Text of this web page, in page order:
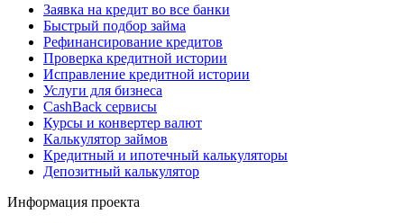
Заявка на кредит во все банки
Быстрый подбор займа
Рефинансирование кредитов
Проверка кредитной истории
Исправление кредитной истории
Услуги для бизнеса
CashBack сервисы
Курсы и конвертер валют
Калькулятор займов
Кредитный и ипотечный калькуляторы
Депозитный калькулятор
Информация проекта